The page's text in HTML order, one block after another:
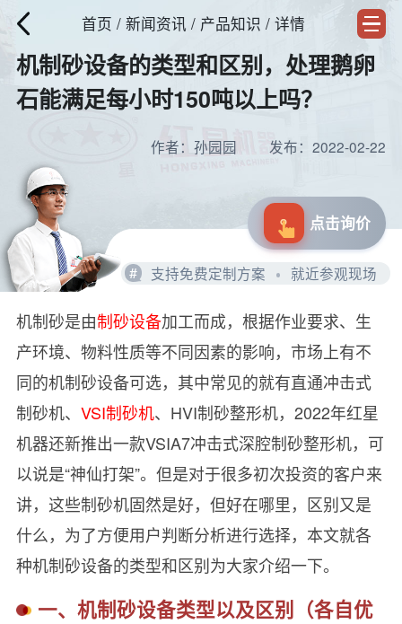
首页 / 新闻资讯 / 产品知识 / 详情
机制砂设备的类型和区别，处理鹅卵
石能满足每小时150吨以上吗？
作者：孙园园 发布：2022-02-22
点击询价
# 支持免费定制方案 就近参观现场
机制砂是由制砂设备加工而成，根据作业要求、生
产环境、物料性质等不同因素的影响，市场上有不
同的机制砂设备可选，其中常见的就有直通冲击式
制砂机、 VSI制砂机、HVI制砂整形机，2022年红星
机器还新推出一款VSIA7冲击式深腔制砂整形机，可
以说是“神仙打架”。但是对于很多初次投资的客户来
讲，这些制砂机固然是好，但好在哪里，区别又是
什么，为了方便用户判断分析进行选择，本文就各
种机制砂设备的类型和区别为大家介绍一下。
一、机制砂设备类型以及区别（各自优